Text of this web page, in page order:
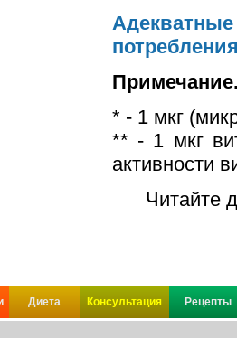
* - 1 мкг
** - 1 мкг
активности
Читайте
Диета Консультация Рецепты